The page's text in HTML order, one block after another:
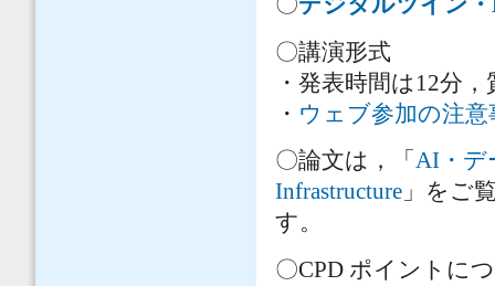
〇講演形式
・発表時間は12分
・ ウェブ参加の注意
〇論文は，「 AI・デ
Infrastructure 」をご
す。
〇CPD ポイントに